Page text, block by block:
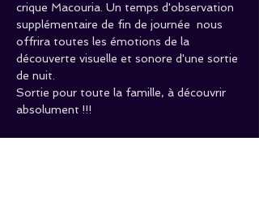
crique Macouria. Un temps d'observation
supplémentaire de fin de journée  nous
offrira toutes les émotions de la
découverte visuelle et sonore d'une sortie
de nuit.
Sortie pour toute la famille, à découvrir
absolument !!!